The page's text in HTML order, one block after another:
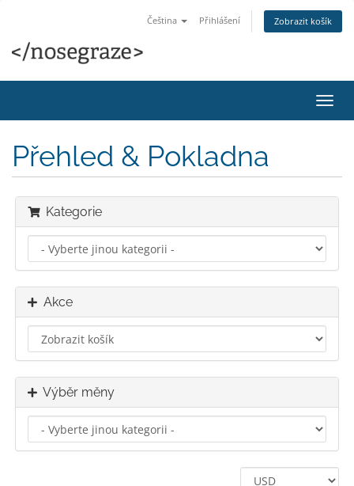
Čeština Přihlášení Zobrazit košík
Přehled & Pokladna
Kategorie
Akce
Výběr měny